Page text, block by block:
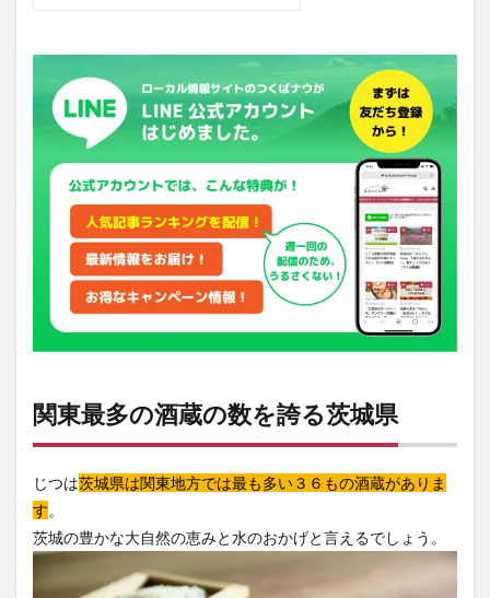
関東最多の酒蔵の数を誇る茨城県
じつは茨城県は関東地方では最も多い３６もの酒蔵がありま
す。
茨城の豊かな大自然の恵みと水のおかげと言えるでしょう。